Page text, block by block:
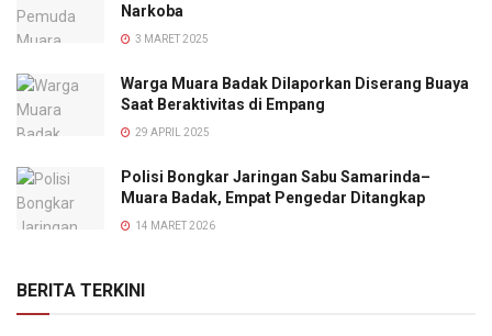
Narkoba
3 MARET 2025
Warga Muara Badak Dilaporkan Diserang Buaya
Saat Beraktivitas di Empang
29 APRIL 2025
Polisi Bongkar Jaringan Sabu Samarinda–
Muara Badak, Empat Pengedar Ditangkap
14 MARET 2026
BERITA TERKINI